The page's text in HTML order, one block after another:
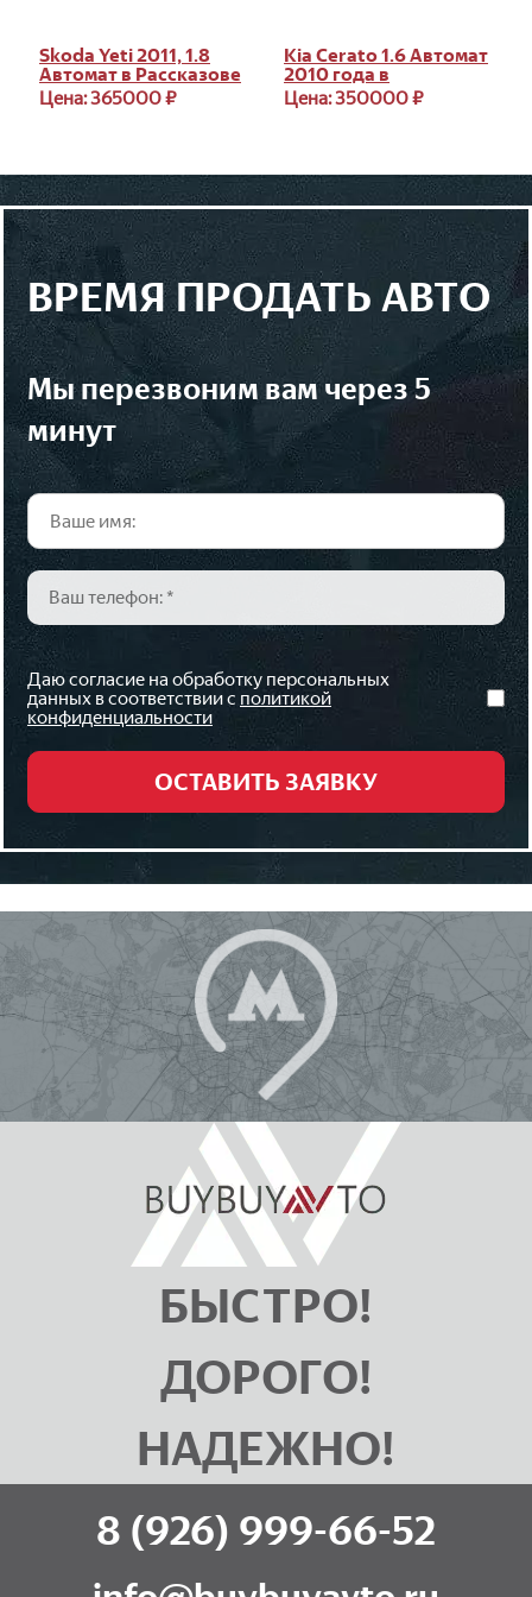
Skoda Yeti 2011, 1.8
Автомат в Рассказове
Цена: 365000 ₽
Kia Cerato 1.6 Автомат
2010 года в
Рассказове
Цена: 350000 ₽
ВРЕМЯ ПРОДАТЬ АВТО
мы перезвоним вам через 5
минут
Даю согласие на обработку персональных
данных в соответствии с политикой
конфиденциальности
БЫСТРО!
ДОРОГО!
НАДЕЖНО!
8 (926) 999-66-52